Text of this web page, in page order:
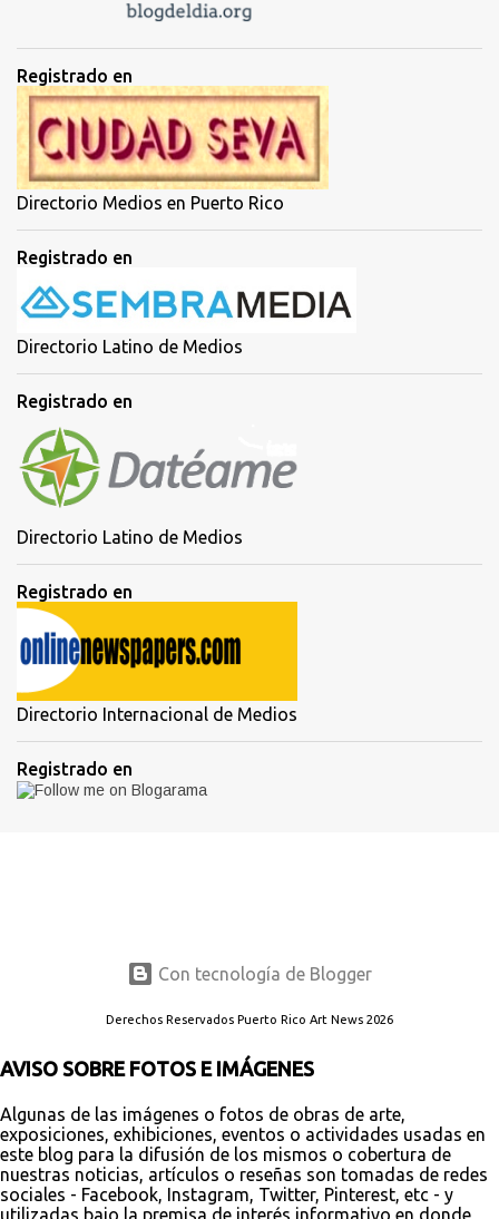
Registrado en
Directorio Medios en Puerto Rico
Registrado en
Directorio Latino de Medios
Registrado en
Directorio Latino de Medios
Registrado en
Directorio Internacional de Medios
Registrado en
Con tecnología de Blogger
Derechos Reservados Puerto Rico Art News 2026
AVISO SOBRE FOTOS E IMÁGENES
Algunas de las imágenes o fotos de obras de arte,
exposiciones, exhibiciones, eventos o actividades usadas en
este blog para la difusión de los mismos o cobertura de
nuestras noticias, artículos o reseñas son tomadas de redes
sociales - Facebook, Instagram, Twitter, Pinterest, etc - y
utilizadas bajo la premisa de interés informativo en donde